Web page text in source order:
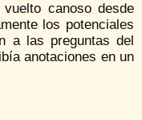
canoso desde
los potenciales
a las preguntas del
anotaciones en un